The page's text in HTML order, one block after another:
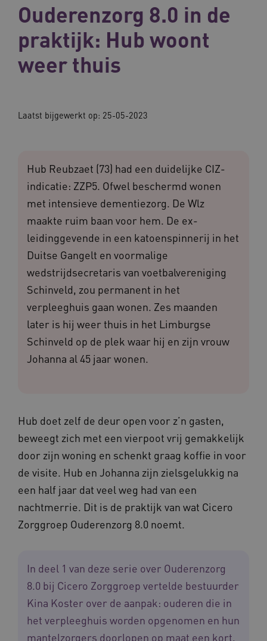
Ouderenzorg 8.0 in de
praktijk: Hub woont
weer thuis
Laatst bijgewerkt op: 25-05-2023
Hub Reubzaet (73) had een duidelijke CIZ-
indicatie: ZZP5. Ofwel beschermd wonen
met intensieve dementiezorg. De Wlz
maakte ruim baan voor hem. De ex-
leidinggevende in een katoenspinnerij in het
Duitse Gangelt en voormalige
wedstrijdsecretaris van voetbalvereniging
Schinveld, zou permanent in het
verpleeghuis gaan wonen. Zes maanden
later is hij weer thuis in het Limburgse
Schinveld op de plek waar hij en zijn vrouw
Johanna al 45 jaar wonen.
Hub doet zelf de deur open voor z’n gasten,
beweegt zich met een vierpoot vrij gemakkelijk
door zijn woning en schenkt graag koffie in voor
de visite. Hub en Johanna zijn zielsgelukkig na
een half jaar dat veel weg had van een
nachtmerrie. Dit is de praktijk van wat Cicero
Zorggroep Ouderenzorg 8.0 noemt.
In deel 1 van deze serie over Ouderenzorg
8.0 bij Cicero Zorggroep vertelde bestuurder
Kina Koster over de aanpak: ouderen die in
het verpleeghuis worden opgenomen en hun
mantelzorgers doorlopen op maat een kort,